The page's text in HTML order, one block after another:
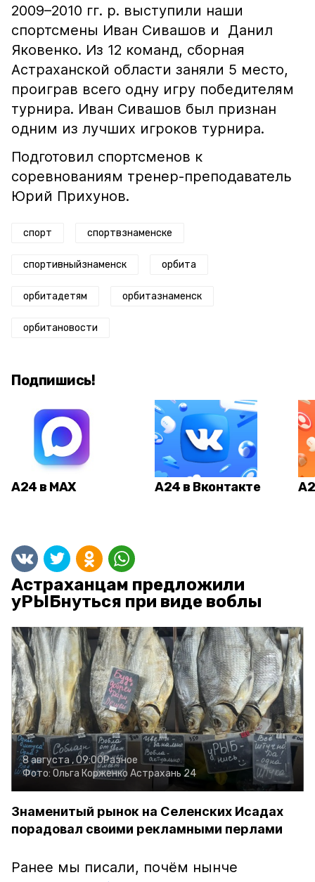
2009–2010 гг. р. выступили наши
спортсмены Иван Сивашов и Данил
Яковенко. Из 12 команд, сборная
Астраханской области заняли 5 место,
проиграв всего одну игру победителям
турнира. Иван Сивашов был признан
одним из лучших игроков турнира.
Подготовил спортсменов к
соревнованиям тренер-преподаватель
Юрий Прихунов.
спорт спортвзнаменске
спортивныйзнаменск орбита
орбитадетям орбитазнаменск
орбитановости
Подпишись!
А24 в MAX А24 в Вконтакте
Астраханцам предложили
уРЫБнуться при виде воблы
8 августа , 09:00Разное
Фото: Ольга Корженко Астрахань 24
Знаменитый рынок на Селенских Исадах
порадовал своими рекламными перлами
Ранее мы писали, почём нынче